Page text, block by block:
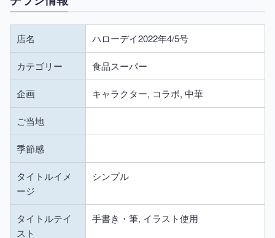
店名 ハローデイ2022年4/5号
カテゴリー 食品スーパー
企画 キャラクター, コラボ, 中華
ご当地
季節感
タイトルイメ
ージ
シンプル
タイトルテイ
スト
手書き・筆, イラスト使用